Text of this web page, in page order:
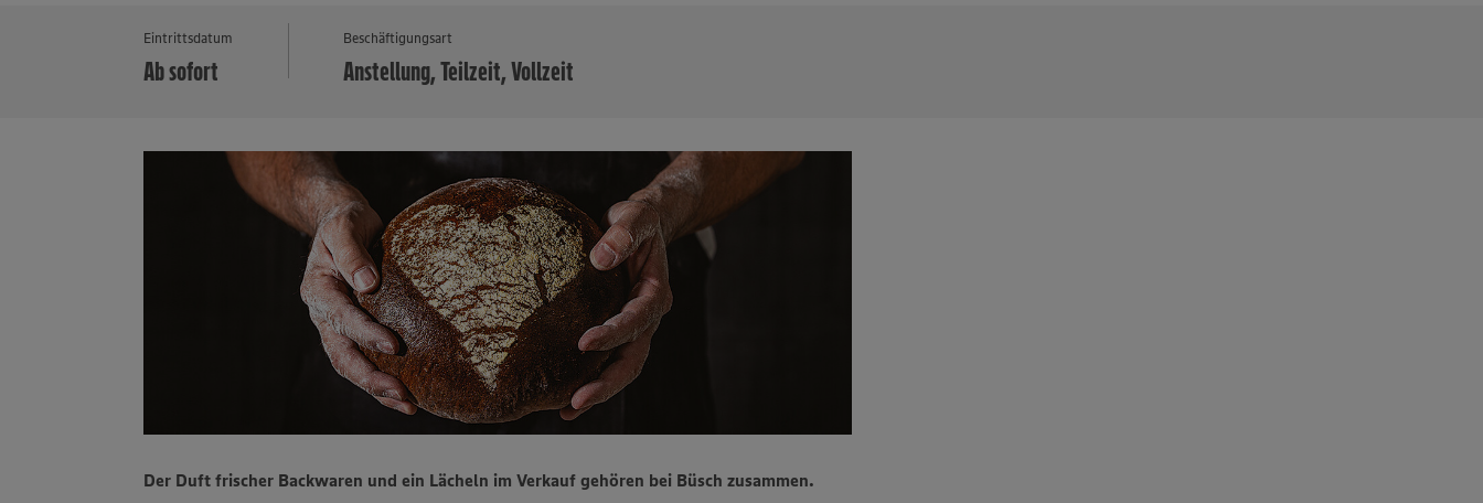
Eintrittsdatum
Ab sofort
Beschäftigungsart
Anstellung, Teilzeit, Vollzeit
Der Duft frischer Backwaren und ein Lächeln im Verkauf gehören bei Büsch zusammen.